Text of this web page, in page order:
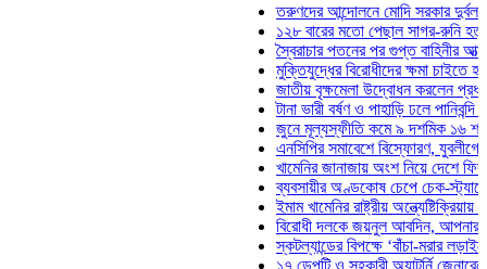
তরুণদের আন্দোলনে মোদি সরকার দুর্বল হয়েছে:
১২৮ বারের মতো পেছাল সাগর-রুনি হত্যা
স্বৈরাচার পতনের পর গুপ্ত বাহিনীর আত্মপ্রকাশ:
মুক্তিযুদ্ধের বিরোধীদের ক্ষমা চাইতে হবে:
জাতীয় বৃক্ষমেলা উদ্বোধন করলেন প্রধানমন্ত্রী
টানা ভারী বর্ষণ ও পাহাড়ি ঢলে পানিবন্দি
জুনে মূল্যস্ফীতি কমে ৯ দশমিক ১৬ শতাংশ
এনসিপির সমাবেশে বিস্ফোরণ, যুবলীগের দুই
খামেনির জানাজায় অংশ নিয়ে দেশে ফিরলেন
ব্যবসায়ীর অণ্ডকোষ চেপে চেক-স্ট্যাম্পে
ইমাম খামেনির রাষ্ট্রীয় অন্ত্যেষ্টিক্রিয়ায়
বিরোধী দলকে জয়নুল আবদিন, আপনারা ৭১
স্কটল্যান্ডের বিপক্ষে ‘বাঁচা-মরার লড়াইয়ে’
১৭ ডেপুটি ও সহকারী অ্যাটর্নি জেনারেলের